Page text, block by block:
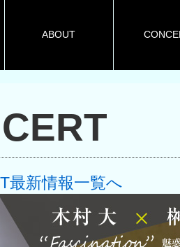
ABOUT
最新情報一覧へ